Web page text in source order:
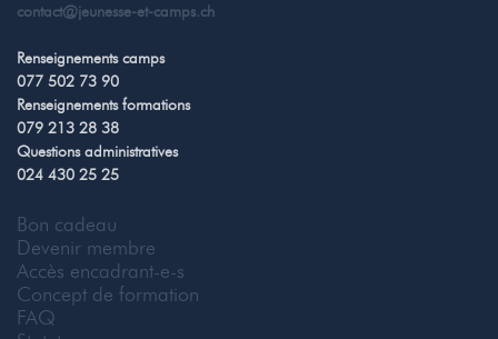
contact@jeunesse-et-camps.ch
Renseignements camps
077 502 73 90
Renseignements formations
079 213 28 38
Questions administratives
024 430 25 25
Bon cadeau
Devenir membre
Accès encadrant-e-s
Concept de formation
FAQ